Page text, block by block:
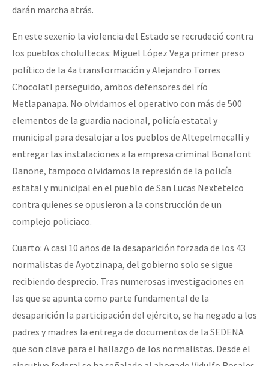
darán marcha atrás.
En este sexenio la violencia del Estado se recrudeció contra
los pueblos cholultecas: Miguel López Vega primer preso
político de la 4a transformación y Alejandro Torres
Chocolatl perseguido, ambos defensores del río
Metlapanapa. No olvidamos el operativo con más de 500
elementos de la guardia nacional, policía estatal y
municipal para desalojar a los pueblos de Altepelmecalli y
entregar las instalaciones a la empresa criminal Bonafont
Danone, tampoco olvidamos la represión de la policía
estatal y municipal en el pueblo de San Lucas Nextetelco
contra quienes se opusieron a la construcción de un
complejo policiaco.
Cuarto: A casi 10 años de la desaparición forzada de los 43
normalistas de Ayotzinapa, del gobierno solo se sigue
recibiendo desprecio. Tras numerosas investigaciones en
las que se apunta como parte fundamental de la
desaparición la participación del ejército, se ha negado a los
padres y madres la entrega de documentos de la SEDENA
que son clave para el hallazgo de los normalistas. Desde el